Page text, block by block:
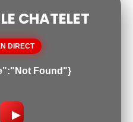
CHATELET
DIRECT
Found"}
▶